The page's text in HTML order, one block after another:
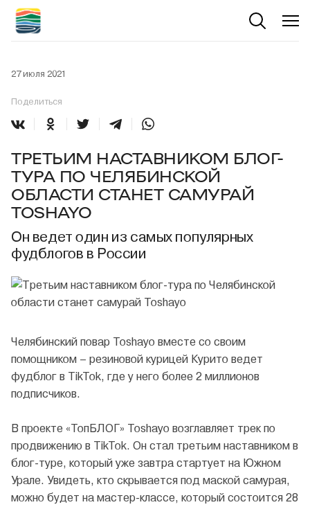
27 июля 2021
Поделиться
ТРЕТЬИМ НАСТАВНИКОМ БЛОГ-
ТУРА ПО ЧЕЛЯБИНСКОЙ
ОБЛАСТИ СТАНЕТ САМУРАЙ
TOSHAYO
Он ведет один из самых популярных
фудблогов в России
Челябинский повар Toshayo вместе со своим
помощником – резиновой курицей Курито ведет
фудблог в TikTok, где у него более 2 миллионов
подписчиков.
В проекте «ТопБЛОГ» Toshayo возглавляет трек по
продвижению в TikTok. Он стал третьим наставником в
блог-туре, который уже завтра стартует на Южном
Урале. Увидеть, кто скрывается под маской самурая,
можно будет на мастер-классе, который состоится 28